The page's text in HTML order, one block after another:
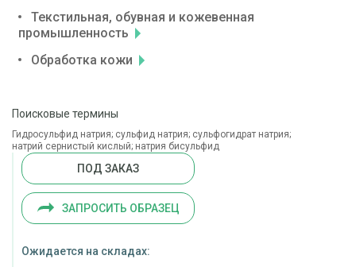
Текстильная, обувная и кожевенная
промышленность
Обработка кожи
Поисковые термины
Гидросульфид натрия; сульфид натрия; сульфогидрат натрия;
натрий сернистый кислый; натрия бисульфид
ПОД ЗАКАЗ
ЗАПРОСИТЬ ОБРАЗЕЦ
Ожидается на складах: